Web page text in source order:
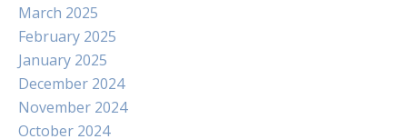
March 2025
February 2025
January 2025
December 2024
November 2024
October 2024